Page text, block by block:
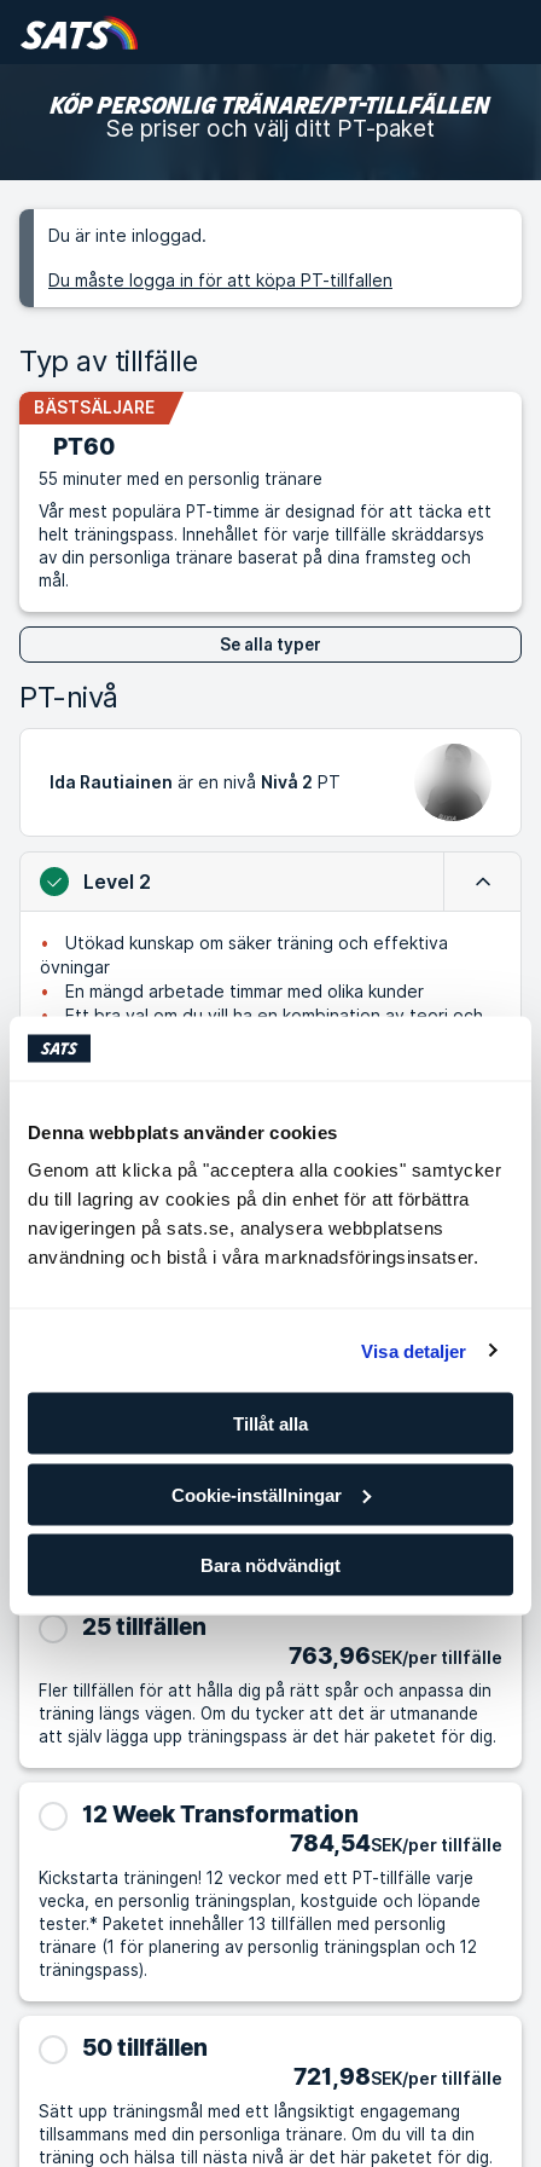
Denna webbplats använder cookies
Genom att klicka på "acceptera alla cookies" samtycker
du till lagring av cookies på din enhet för att förbättra
navigeringen på sats.se, analysera webbplatsens
användning och bistå i våra marknadsföringsinsatser.
Visa detaljer
Tillåt alla
Cookie-inställningar
Bara nödvändigt
KÖP PERSONLIG TRÄNARE/PT-TILLFÄLLEN
Se priser och välj ditt PT-paket
Du är inte inloggad.
Du måste logga in för att köpa PT-tillfallen
Typ av tillfälle
PT60
BÄSTSÄLJARE
55 minuter med en personlig tränare
Vår mest populära PT-timme är designad för att täcka ett
helt träningspass. Innehållet för varje tillfälle skräddarsys
av din personliga tränare baserat på dina framsteg och
mål.
Se alla typer
PT-nivå
Ida Rautiainen är en nivå Nivå 2 PT
Level 2
Utökad kunskap om säker träning och effektiva
övningar
En mängd arbetade timmar med olika kunder
Ett bra val om du vill ha en kombination av teori och
lång praktisk erfarenhet
Level 3
Level 4
och träningsplan. Om du redan tränar regelmässigt på egen
hand eller på gruppträningsklasser är det här paketet för
25 tillfällen
763,96SEK/per tillfälle
Fler tillfällen för att hålla dig på rätt spår och anpassa din
träning längs vägen. Om du tycker att det är utmanande
att själv lägga upp träningspass är det här paketet för dig.
12 Week Transformation
784,54SEK/per tillfälle
Kickstarta träningen! 12 veckor med ett PT-tillfälle varje
vecka, en personlig träningsplan, kostguide och löpande
tester.* Paketet innehåller 13 tillfällen med personlig
tränare (1 för planering av personlig träningsplan och 12
träningspass).
50 tillfällen
721,98SEK/per tillfälle
Sätt upp träningsmål med ett långsiktigt engagemang
tillsammans med din personliga tränare. Om du vill ta din
träning och hälsa till nästa nivå är det här paketet för dig.